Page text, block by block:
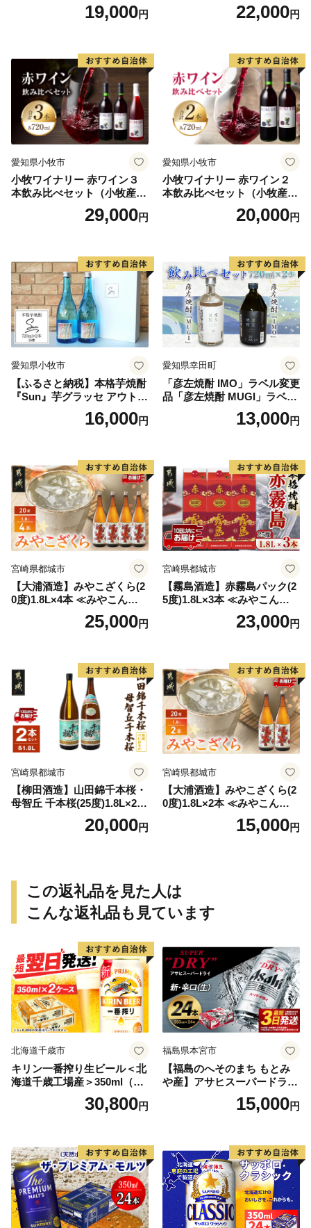
19,000円 22,000円
愛知県小牧市
小牧ワイナリー 赤ワイン３
本飲み比べセット（小牧産ぶ
どう100％使用）29,000円
愛知県小牧市
小牧ワイナリー 赤ワイン２
本飲み比べセット（小牧産ぶ
どう100％使用）20,000円
愛知県小牧市
【ふるさと納税】本格芋焼酎
『Sun』芋グラッセ アウトド
ア ソロキャンプ ベランピン
グ 巣ごもり 就労支援16,000円
愛知県幸田町
「彦左焼酎 IMO」ラベル変更
品「彦左焼酎 MUGI」ラベル
変更品 飲み比べ セット 合計
2本 720ml×各1本 25度 焼酎
13,000円
宮崎県都城市
【大浦酒造】みやこざくら(2
0度)1.8L×4本 ≪みやこんじょ
特急便≫_AD-077125,000円
宮崎県都城市
【霧島酒造】赤霧島パック(2
5度)1.8L×3本 ≪みやこんじょ
特急便≫_23-07-K03P-1800-3
23,000円
宮崎県都城市
【柳田酒造】山田錦千本桜・
母智丘 千本桜(25度)1.8L×2本
≪みやこんじょ特急便≫_AC
20,000円
宮崎県都城市
【大浦酒造】みやこざくら(2
0度)1.8L×2本 ≪みやこんじょ
特急便≫_MJ-077115,000円
この返礼品を見た人は
こんな返礼品も見ています
北海道千歳市
キリン一番搾り生ビール＜北
海道千歳工場産＞350ml（24
30,800円
福島県本宮市
【福島のへそのまち もとみ
や産】アサヒスーパードライ
350ml×24本 合計8.4L 1ケー
ス アルコール度数5% 缶ビー
口 送料無料 カメイ 本宮市
【07214-0206】
15,000円